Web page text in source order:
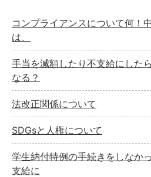
コンプライアンスについて何！
は、
手当を減額したり不支給にした
なる？
法改正関係について
SDGsと人権について
学生納付特例の手続きをしなか
支給に